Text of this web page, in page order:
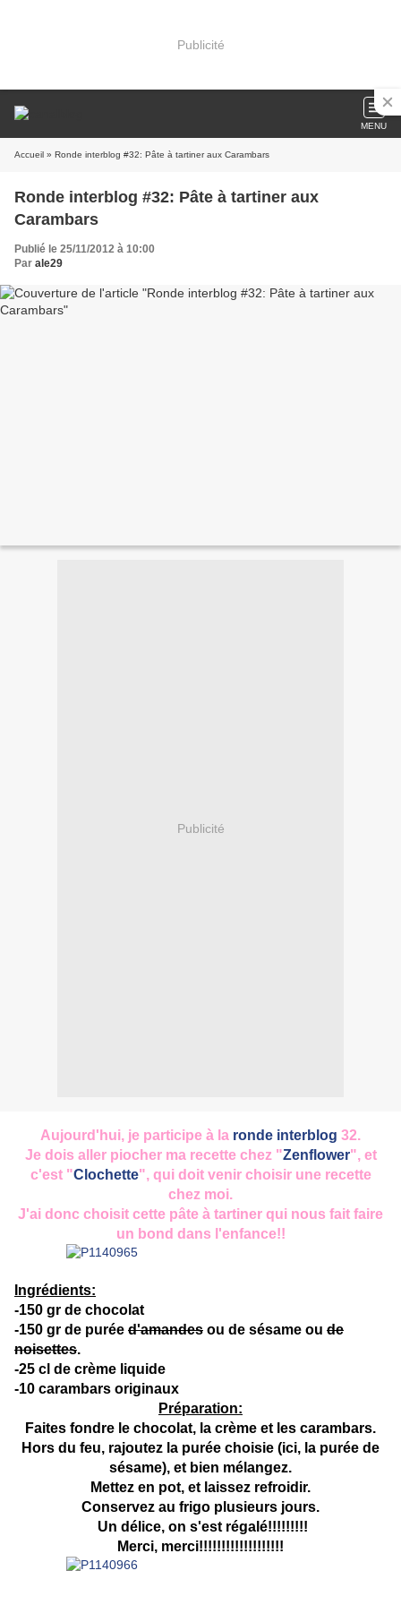
Publicité
MENU
Accueil » Ronde interblog #32: Pâte à tartiner aux Carambars
Ronde interblog #32: Pâte à tartiner aux
Carambars
Publié le 25/11/2012 à 10:00
Par ale29
Publicité
Aujourd'hui, je participe à la ronde interblog 32.
Je dois aller piocher ma recette chez "Zenflower", et
c'est "Clochette", qui doit venir choisir une recette
chez moi.
J'ai donc choisit cette pâte à tartiner qui nous fait faire
un bond dans l'enfance!!
Ingrédients:
-150 gr de chocolat
-150 gr de purée d'amandes ou de sésame ou de
noisettes.
-25 cl de crème liquide
-10 carambars originaux
Préparation:
Faites fondre le chocolat, la crème et les carambars.
Hors du feu, rajoutez la purée choisie (ici, la purée de
sésame), et bien mélangez.
Mettez en pot, et laissez refroidir.
Conservez au frigo plusieurs jours.
Un délice, on s'est régalé!!!!!!!!!
Merci, merci!!!!!!!!!!!!!!!!!!!